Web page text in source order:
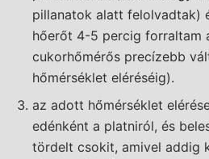
pillanatok alatt felolvadtak)
hőerőt 4-5 percig forraltam
cukorhőmérős precízebb
hőmérséklet eléréséig).
az adott hőmérséklet
edénként a platniról, és
tördelt csokit, amivel addig